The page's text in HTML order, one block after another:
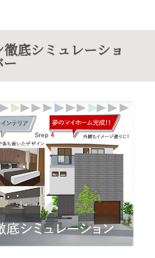
徹底シミュレーショ
ー